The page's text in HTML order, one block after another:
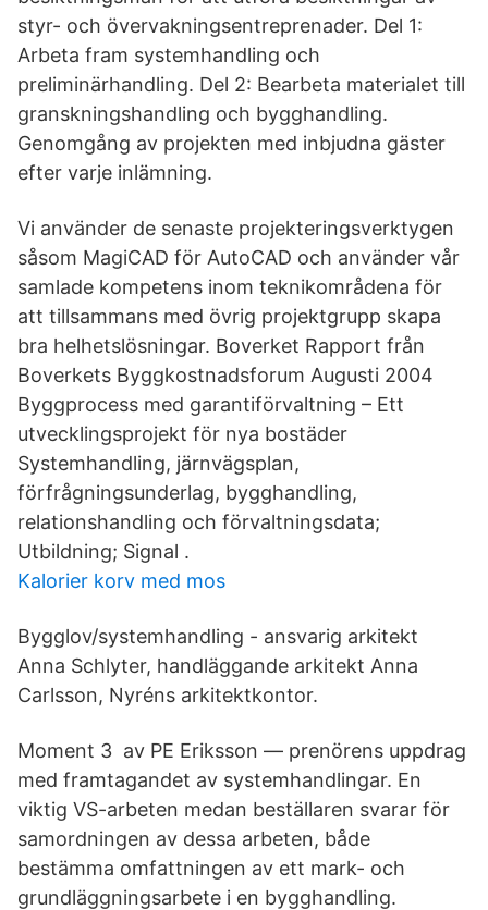
styr- och övervakningsentreprenader. Del 1:
Arbeta fram systemhandling och
preliminärhandling. Del 2: Bearbeta materialet till
granskningshandling och bygghandling.
Genomgång av projekten med inbjudna gäster
efter varje inlämning.
Vi använder de senaste projekteringsverktygen
såsom MagiCAD för AutoCAD och använder vår
samlade kompetens inom teknikområdena för
att tillsammans med övrig projektgrupp skapa
bra helhetslösningar. Boverket Rapport från
Boverkets Byggkostnadsforum Augusti 2004
Byggprocess med garantiförvaltning – Ett
utvecklingsprojekt för nya bostäder
Systemhandling, järnvägsplan,
förfrågningsunderlag, bygghandling,
relationshandling och förvaltningsdata;
Utbildning; Signal .
Kalorier korv med mos
Bygglov/systemhandling - ansvarig arkitekt
Anna Schlyter, handläggande arkitekt Anna
Carlsson, Nyréns arkitektkontor.
Moment 3 av PE Eriksson — prenörens uppdrag
med framtagandet av systemhandlingar. En
viktig VS-arbeten medan beställaren svarar för
samordningen av dessa arbeten, både
bestämma omfattningen av ett mark- och
grundläggningsarbete i en bygghandling.